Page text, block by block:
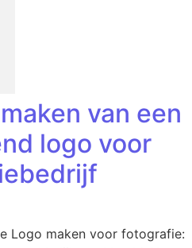
van een
logo voor
Logo maken voor fotografie: